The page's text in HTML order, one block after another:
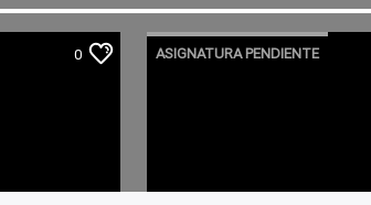
0 ASIGNATURA PENDIENTE